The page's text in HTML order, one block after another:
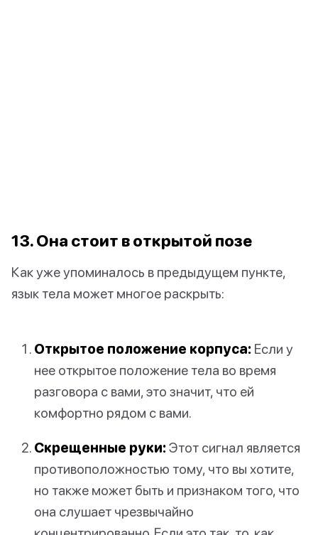
13. Она стоит в открытой позе
Как уже упоминалось в предыдущем пункте,
язык тела может многое раскрыть:
Открытое положение корпуса: Если у
нее открытое положение тела во время
разговора с вами, это значит, что ей
комфортно рядом с вами.
Скрещенные руки: Этот сигнал является
противоположностью тому, что вы хотите,
но также может быть и признаком того, что
она слушает чрезвычайно